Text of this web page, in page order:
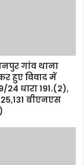
गांव थाना
हुए विवाद में
धारा 191.(2),
बीएनएस